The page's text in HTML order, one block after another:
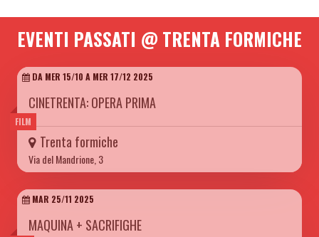
EVENTI PASSATI @ TRENTA FORMICHE
FILM
DA MER 15/10 A MER 17/12 2025
CINETRENTA: OPERA PRIMA
Trenta formiche
Via del Mandrione, 3
MAR 25/11 2025
MAQUINA + SACRIFIGHE